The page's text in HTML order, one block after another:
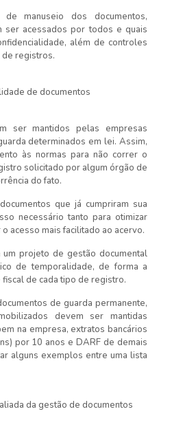
de manuseio dos documentos,
ser acessados por todos e quais
além de controles
de registros.
de documentos
ser mantidos pelas empresas
determinados em lei. Assim,
às normas para não correr o
solicitado por algum órgão de
do fato.
que já cumpriram sua
necessário tanto para otimizar
acesso mais facilitado ao acervo.
um projeto de gestão documental
de temporalidade, de forma a
de cada tipo de registro.
de guarda permanente,
devem ser mantidas
na empresa, extratos bancários
por 10 anos e DARF de demais
alguns exemplos entre uma lista
da gestão de documentos